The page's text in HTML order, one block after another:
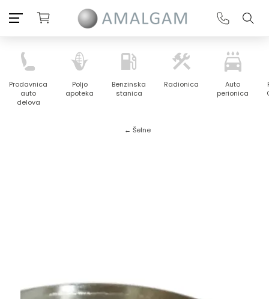
Prodavnica
auto
delova
Poljo
apoteka
Benzinska
stanica
Radionica
Auto
perionica
← Šelne